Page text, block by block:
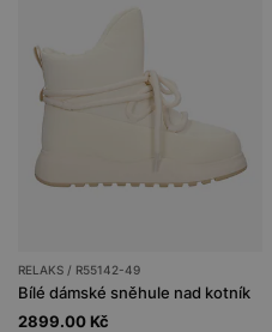
RELAKS / R55142-49
Bílé dámské sněhule nad kotník
2899.00 Kč